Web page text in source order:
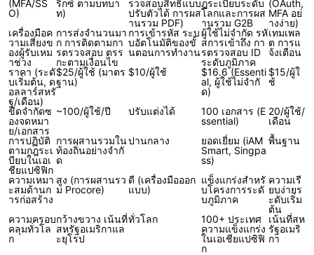
(MFA/SS
O)
ริกซ์ ตามบทบา
ท)
รวจสอบสิทธิ์แบบ
ปรับตัวได้ การผส
านรวม PDF)
ฎระเบียบระดับ
โลกและการผส
านรวม G2B
(OAuth,
MFA อย่
างง่าย)
เครื่องมือค
วามเสี่ยงข
องผู้รับเหม
าช่วง
การส่งจำนวนมา
ก การติดตามกา
รตรวจสอบ ตรร
กะตามเงื่อนไข
การเข้ารหัส ระบ
บอัตโนมัติของขั้
นตอนการทำงาน
ผู้ใช้ไม่จำกัด รหั
สการเข้าถึง กา
รตรวจสอบ ID
ระดับภูมิภาค
เทมเพล
ต การแ
จ้งเตือน
ราคา (ระดั
บเริ่มต้น, ด
อลลาร์สหรั
ฐ/เดือน)
$25/ผู้ใช้ (มาตร
ฐาน)
$10/ผู้ใช้
$16.6 (Essenti
al, ผู้ใช้ไม่จำกั
ด)
$15/ผู้ใ
ช้
ขีดจำกัดซ
องจดหมา
ย/เอกสาร
~100/ผู้ใช้/ปี ปรับแต่งได้
100 เอกสาร (E
ssential)
20/ผู้ใช้/
เดือน
การปฏิบัติ
ตามกฎระเ
บียบในเอเ
ชียแปซิฟิก
การผสานรวมใน
ท้องถิ่นอย่างจำกั
ด
ปานกลาง
ยอดเยี่ยม (iAM
Smart, Singpa
ss)
พื้นฐาน
ความเหมา
ะสมด้านก
ารก่อสร้าง
สูง (การผสานรว
ม Procore)
ดี (เครื่องมือออก
แบบ)
แข็งแกร่งสำหรั
บโครงการระดั
บภูมิภาค
ความเรี
ยบง่ายร
ะดับเริ่ม
ต้น
ความครอบ
คลุมทั่วโล
ก
กว้างขวาง เน้นที่
สหรัฐอเมริกาแล
ะยุโรป
ทั่วโลก
100+ ประเทศ
ความแข็งแกร่ง
ในเอเชียแปซิฟิ
ก
เน้นที่สห
รัฐอเมริ
กา